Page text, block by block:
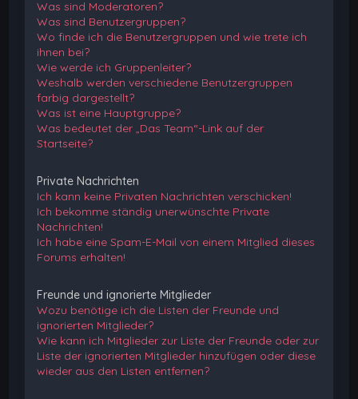
Was sind Moderatoren?
Was sind Benutzergruppen?
Wo finde ich die Benutzergruppen und wie trete ich
ihnen bei?
Wie werde ich Gruppenleiter?
Weshalb werden verschiedene Benutzergruppen
farbig dargestellt?
Was ist eine Hauptgruppe?
Was bedeutet der „Das Team“-Link auf der
Startseite?
Private Nachrichten
Ich kann keine Privaten Nachrichten verschicken!
Ich bekomme ständig unerwünschte Private
Nachrichten!
Ich habe eine Spam-E-Mail von einem Mitglied dieses
Forums erhalten!
Freunde und ignorierte Mitglieder
Wozu benötige ich die Listen der Freunde und
ignorierten Mitglieder?
Wie kann ich Mitglieder zur Liste der Freunde oder zur
Liste der ignorierten Mitglieder hinzufügen oder diese
wieder aus den Listen entfernen?